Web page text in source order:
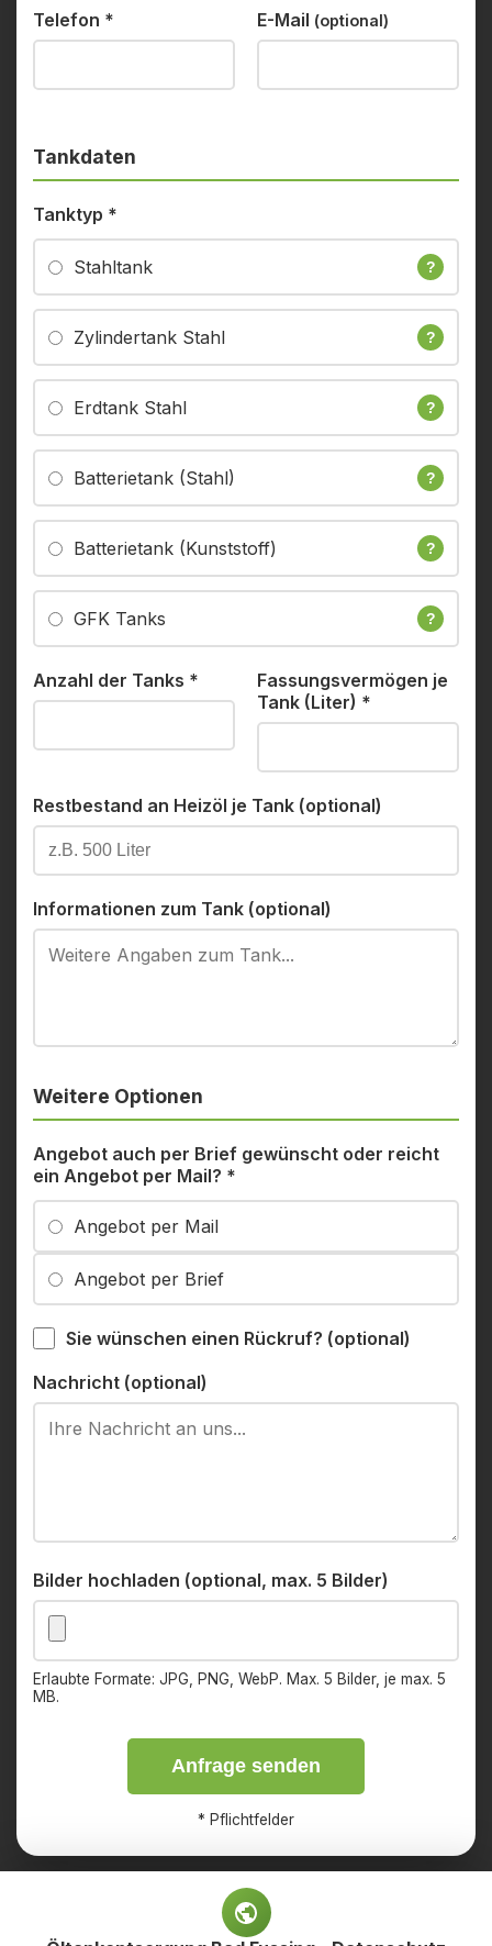
Telefon * E-Mail (optional)
Tankdaten
Tanktyp *
Stahltank ?
Zylindertank Stahl ?
Erdtank Stahl ?
Batterietank (Stahl) ?
Batterietank (Kunststoff) ?
GFK Tanks ?
Anzahl der Tanks *
Fassungsvermögen je
Tank (Liter) *
Restbestand an Heizöl je Tank (optional)
Informationen zum Tank (optional)
Weitere Optionen
Angebot auch per Brief gewünscht oder reicht
ein Angebot per Mail? *
Angebot per Mail
Angebot per Brief
Sie wünschen einen Rückruf? (optional)
Nachricht (optional)
Bilder hochladen (optional, max. 5 Bilder)
Erlaubte Formate: JPG, PNG, WebP. Max. 5 Bilder, je max. 5
MB.
Anfrage senden
* Pflichtfelder